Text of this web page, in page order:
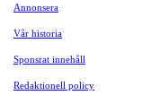
Annonsera
Vår historia
Sponsrat innehåll
Redaktionell policy